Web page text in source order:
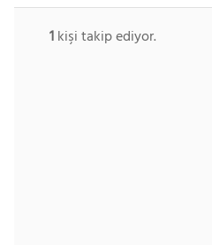
1kişi takip ediyor.